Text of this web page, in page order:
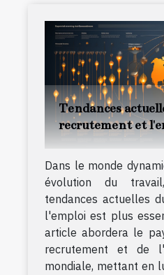
Tendances
recrutement et
Dans le monde
évolution du
tendances actuelles
l'emploi est plus
article abordera le
recrutement et de
mondiale, mettant en